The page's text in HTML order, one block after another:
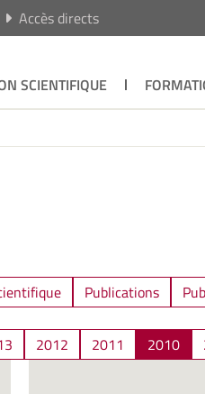
Accès directs
SCIENTIFIQUE
Publications
2012 2011 2010